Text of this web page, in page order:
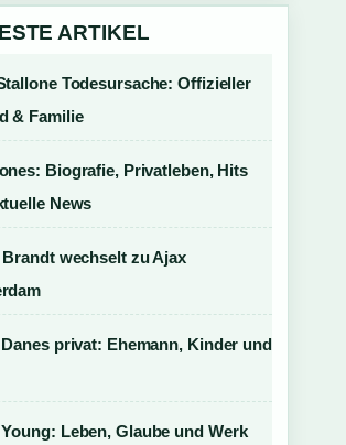
ARTIKEL
Todesursache: Offizieller
& Familie
Biografie, Privatleben, Hits
News
wechselt zu Ajax
privat: Ehemann, Kinder und
Leben, Glaube und Werk